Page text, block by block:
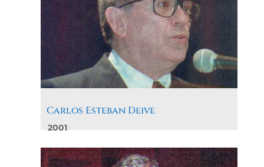
Carlos Esteban Deive
2001